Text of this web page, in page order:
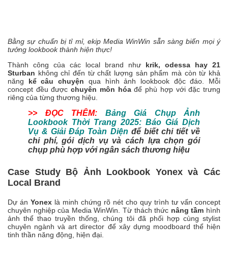
Bằng sự chuẩn bị tỉ mỉ, ekip Media WinWin sẵn sàng biến mọi ý
tưởng lookbook thành hiện thực!
Thành công của các local brand như krik, odessa hay 21
Sturban không chỉ đến từ chất lượng sản phẩm mà còn từ khả
năng kể câu chuyện qua hình ảnh lookbook độc đáo. Mỗi
concept đều đượcchuyên môn hóađể phù hợp với đặc trưng
riêng của từng thương hiệu.
>> ĐỌC THÊM:
Bảng Giá Chụp Ảnh
Lookbook Thời Trang 2025: Báo Giá Dịch
Vụ & Giải Đáp Toàn Diện để biết chi tiết về
chi phí, gói dịch vụ và cách lựa chọn gói
chụp phù hợp với ngân sách thương hiệu
Case Study Bộ Ảnh Lookbook Yonex và Các
Local Brand
Dự án Yonex là minh chứng rõ nét cho quy trình tư vấn concept
chuyên nghiệp của Media WinWin. Từ thách thức nâng tầm hình
ảnh thể thao truyền thống, chúng tôi đã phối hợp cùng stylist
chuyên ngành và art director để xây dựng moodboard thể hiện
tinh thần năng động, hiện đại.